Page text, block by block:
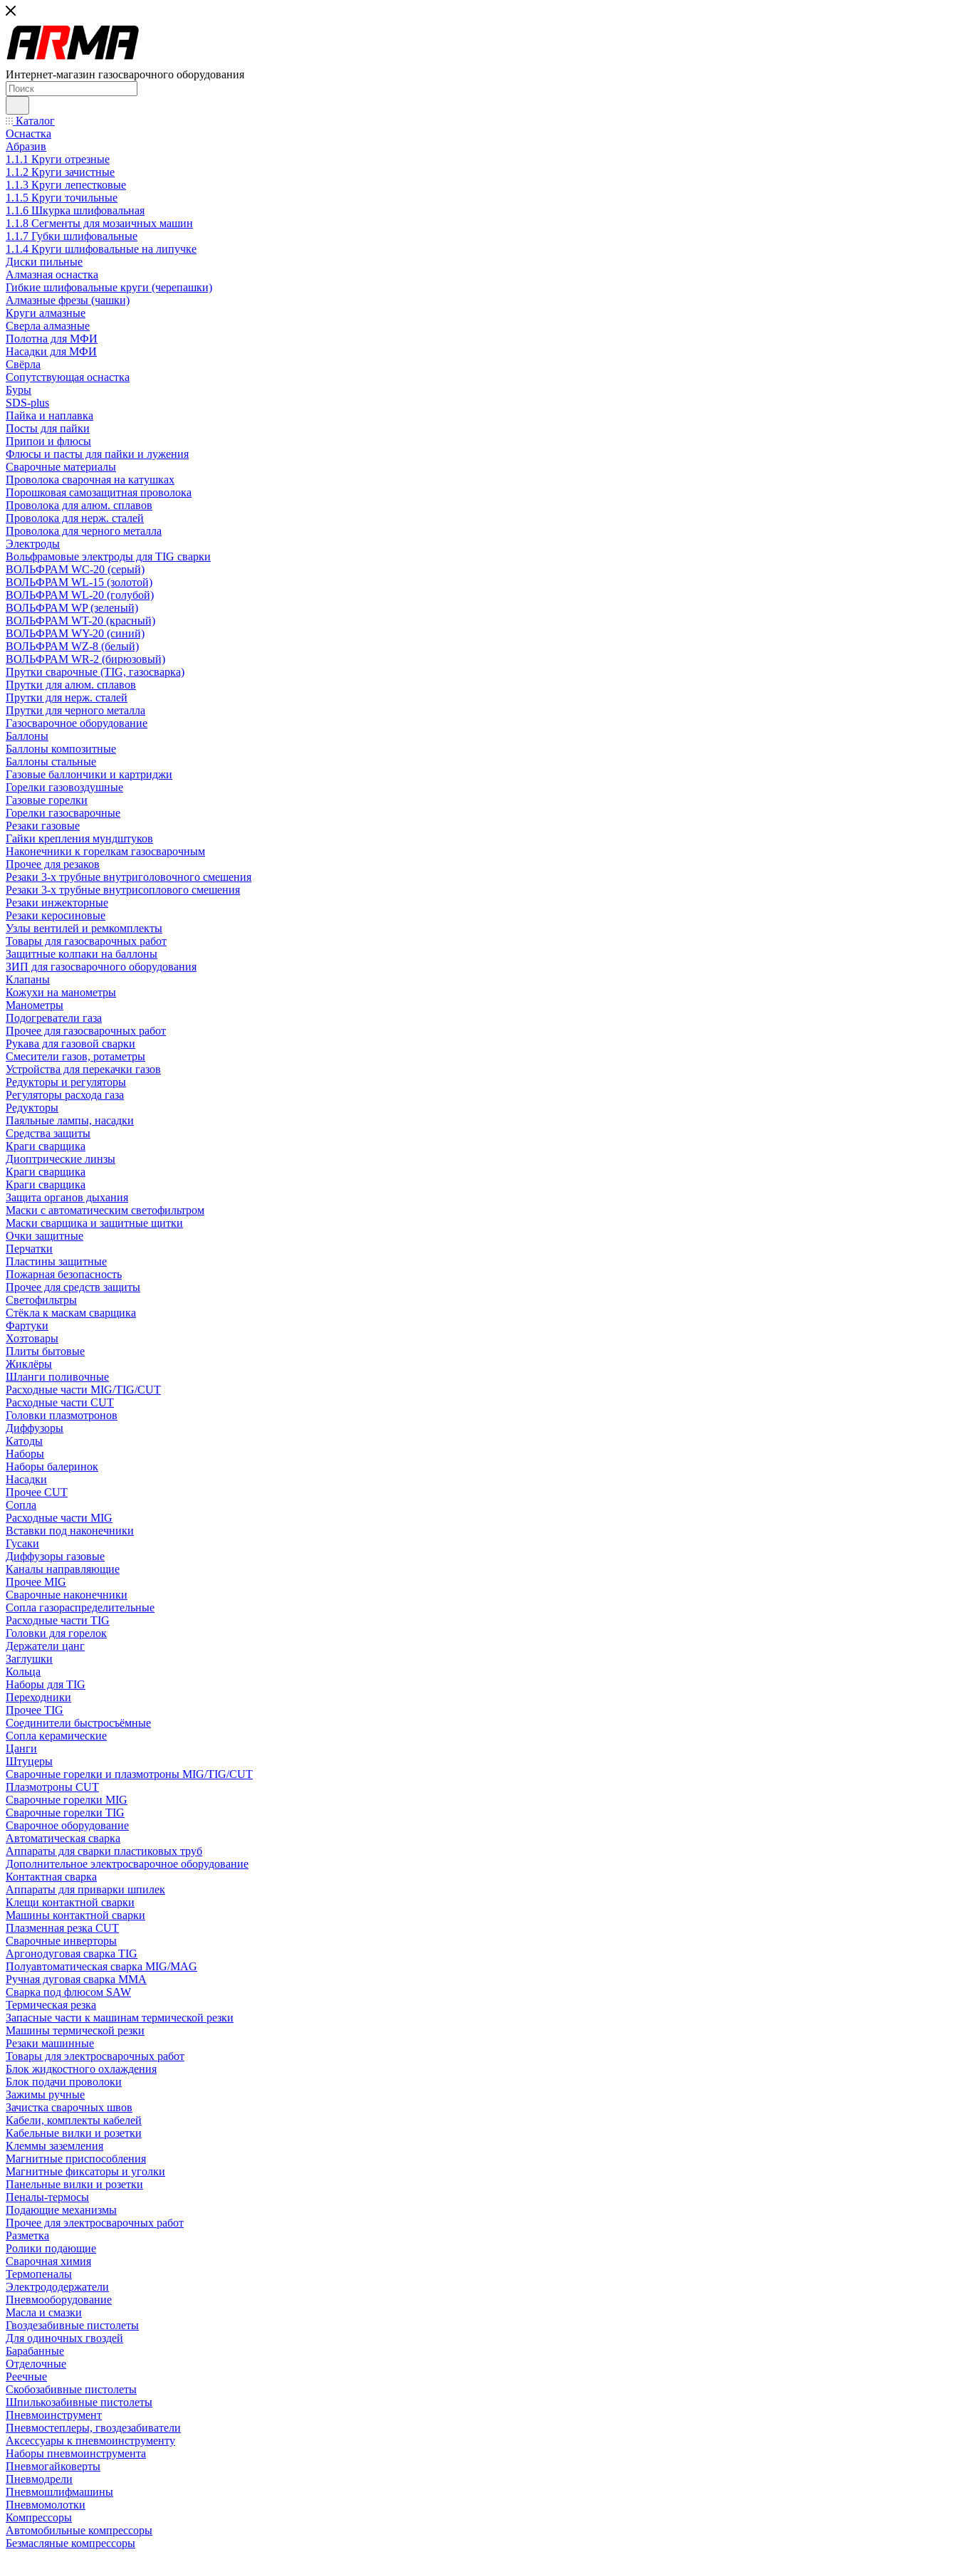
Интернет-магазин газосварочного оборудования
Каталог
Оснастка
Абразив
1.1.1 Круги отрезные
1.1.2 Круги зачистные
1.1.3 Круги лепестковые
1.1.5 Круги точильные
1.1.6 Шкурка шлифовальная
1.1.8 Сегменты для мозаичных машин
1.1.7 Губки шлифовальные
1.1.4 Круги шлифовальные на липучке
Диски пильные
Алмазная оснастка
Гибкие шлифовальные круги (черепашки)
Алмазные фрезы (чашки)
Круги алмазные
Сверла алмазные
Полотна для МФИ
Насадки для МФИ
Свёрла
Сопутствующая оснастка
Буры
SDS-plus
Пайка и наплавка
Посты для пайки
Припои и флюсы
Флюсы и пасты для пайки и лужения
Сварочные материалы
Проволока сварочная на катушках
Порошковая самозащитная проволока
Проволока для алюм. сплавов
Проволока для нерж. сталей
Проволока для черного металла
Электроды
Вольфрамовые электроды для TIG сварки
ВОЛЬФРАМ WC-20 (серый)
ВОЛЬФРАМ WL-15 (золотой)
ВОЛЬФРАМ WL-20 (голубой)
ВОЛЬФРАМ WP (зеленый)
ВОЛЬФРАМ WT-20 (красный)
ВОЛЬФРАМ WY-20 (синий)
ВОЛЬФРАМ WZ-8 (белый)
ВОЛЬФРАМ WR-2 (бирюзовый)
Прутки сварочные (TIG, газосварка)
Прутки для алюм. сплавов
Прутки для нерж. сталей
Прутки для черного металла
Газосварочное оборудование
Баллоны
Баллоны композитные
Баллоны стальные
Газовые баллончики и картриджи
Горелки газовоздушные
Газовые горелки
Горелки газосварочные
Резаки газовые
Гайки крепления мундштуков
Наконечники к горелкам газосварочным
Прочее для резаков
Резаки 3-х трубные внутриголовочного смешения
Резаки 3-х трубные внутрисоплового смешения
Резаки инжекторные
Резаки керосиновые
Узлы вентилей и ремкомплекты
Товары для газосварочных работ
Защитные колпаки на баллоны
ЗИП для газосварочного оборудования
Клапаны
Кожухи на манометры
Манометры
Подогреватели газа
Прочее для газосварочных работ
Рукава для газовой сварки
Смесители газов, ротаметры
Устройства для перекачки газов
Редукторы и регуляторы
Регуляторы расхода газа
Редукторы
Паяльные лампы, насадки
Средства защиты
Краги сварщика
Диоптрические линзы
Краги сварщика
Краги сварщика
Защита органов дыхания
Маски с автоматическим светофильтром
Маски сварщика и защитные щитки
Очки защитные
Перчатки
Пластины защитные
Пожарная безопасность
Прочее для средств защиты
Светофильтры
Стёкла к маскам сварщика
Фартуки
Хозтовары
Плиты бытовые
Жиклёры
Шланги поливочные
Расходные части MIG/TIG/CUT
Расходные части CUT
Головки плазмотронов
Диффузоры
Катоды
Наборы
Наборы балеринок
Насадки
Прочее CUT
Сопла
Расходные части MIG
Вставки под наконечники
Гусаки
Диффузоры газовые
Каналы направляющие
Прочее MIG
Сварочные наконечники
Сопла газораспределительные
Расходные части TIG
Головки для горелок
Держатели цанг
Заглушки
Кольца
Наборы для TIG
Переходники
Прочее TIG
Соединители быстросъёмные
Сопла керамические
Цанги
Штуцеры
Сварочные горелки и плазмотроны MIG/TIG/CUT
Плазмотроны CUT
Сварочные горелки MIG
Сварочные горелки TIG
Сварочное оборудование
Автоматическая сварка
Аппараты для сварки пластиковых труб
Дополнительное электросварочное оборудование
Контактная сварка
Аппараты для приварки шпилек
Клещи контактной сварки
Машины контактной сварки
Плазменная резка CUT
Сварочные инверторы
Аргонодуговая сварка TIG
Полуавтоматическая сварка MIG/MAG
Ручная дуговая сварка MMA
Сварка под флюсом SAW
Термическая резка
Запасные части к машинам термической резки
Машины термической резки
Резаки машинные
Товары для электросварочных работ
Блок жидкостного охлаждения
Блок подачи проволоки
Зажимы ручные
Зачистка сварочных швов
Кабели, комплекты кабелей
Кабельные вилки и розетки
Клеммы заземления
Магнитные приспособления
Магнитные фиксаторы и уголки
Панельные вилки и розетки
Пеналы-термосы
Подающие механизмы
Прочее для электросварочных работ
Разметка
Ролики подающие
Сварочная химия
Термопеналы
Электрододержатели
Пневмооборудование
Масла и смазки
Гвоздезабивные пистолеты
Для одиночных гвоздей
Барабанные
Отделочные
Реечные
Скобозабивные пистолеты
Шпилькозабивные пистолеты
Пневмоинструмент
Пневмостеплеры, гвоздезабиватели
Аксессуары к пневмоинструменту
Наборы пневмоинструмента
Пневмогайковерты
Пневмодрели
Пневмошлифмашины
Пневмомолотки
Компрессоры
Автомобильные компрессоры
Безмасляные компрессоры